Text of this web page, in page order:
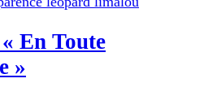
En Toute
»